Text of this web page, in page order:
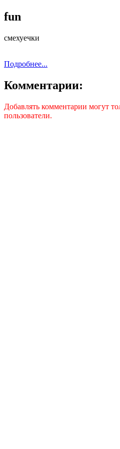
fun
смехуечки
Подробнее...
Комментарии:
Добавлять комментарии могут
пользователи.